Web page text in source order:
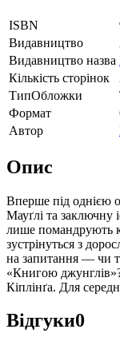
ISBN
Видавництво
Видавництво назва
Кількість сторінок
ТипОбложки
Формат
Автор
Опис
Вперше під однією
Мауґлі та заключну
лише помандрують
зустрінуться з
на запитання — чи
«Книгою
Кіплінґа. Для
Відгуки0